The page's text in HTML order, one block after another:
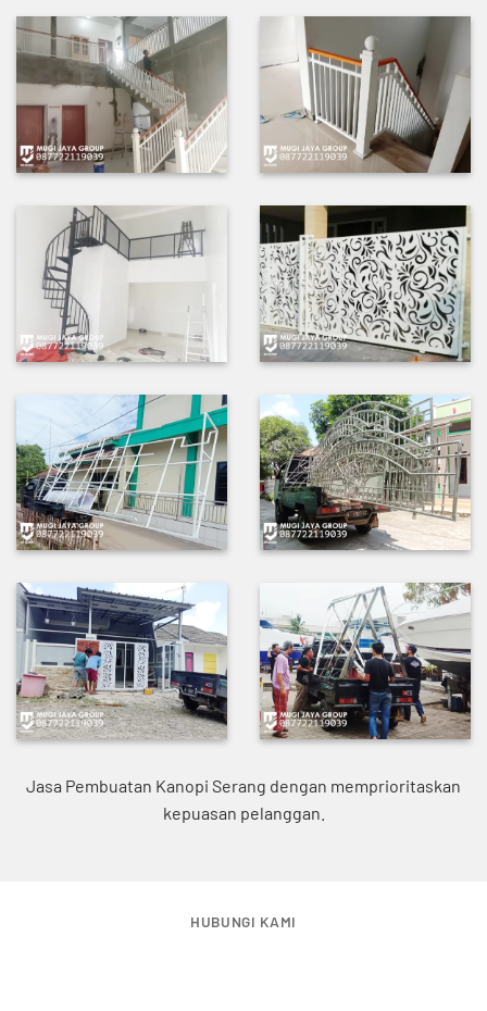
Jasa Pembuatan Kanopi Serang dengan memprioritaskan
kepuasan pelanggan.
HUBUNGI KAMI